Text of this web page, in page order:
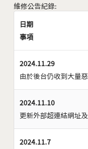
維修公告紀錄:
日期
事項
2024.11.29
由於後台仍收到大量
2024.11.10
更新外部超連結網址
2024.11.7